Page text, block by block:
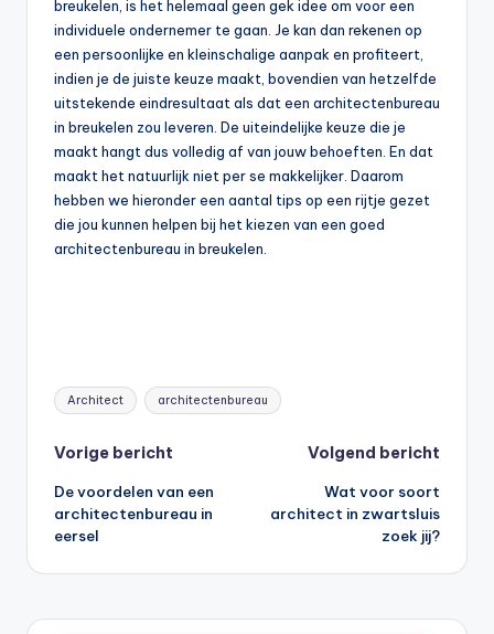
breukelen, is het helemaal geen gek idee om voor een
individuele ondernemer te gaan. Je kan dan rekenen op
een persoonlijke en kleinschalige aanpak en profiteert,
indien je de juiste keuze maakt, bovendien van hetzelfde
uitstekende eindresultaat als dat een architectenbureau
in breukelen zou leveren. De uiteindelijke keuze die je
maakt hangt dus volledig af van jouw behoeften. En dat
maakt het natuurlijk niet per se makkelijker. Daarom
hebben we hieronder een aantal tips op een rijtje gezet
die jou kunnen helpen bij het kiezen van een goed
architectenbureau in breukelen.
Tags:
Architect architectenbureau
Bericht
navigatie
Vorige bericht
De voordelen van een
architectenbureau in
eersel
Volgend bericht
Wat voor soort
architect in zwartsluis
zoek jij?